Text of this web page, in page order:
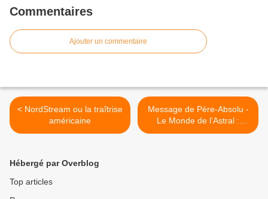
Commentaires
Ajouter un commentaire
< NordStream ou la traîtrise
américaine
Message de Père-Absolu -
Le Monde de l’Astral :
Égrégore de méchanceté >
Hébergé par Overblog
Top articles